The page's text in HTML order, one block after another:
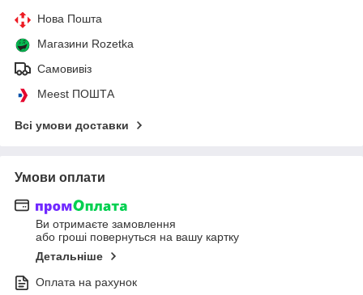
Нова Пошта
Магазини Rozetka
Самовивіз
Meest ПОШТА
Всі умови доставки
Умови оплати
Ви отримаєте замовлення
або гроші повернуться на вашу картку
Детальніше
Оплата на рахунок